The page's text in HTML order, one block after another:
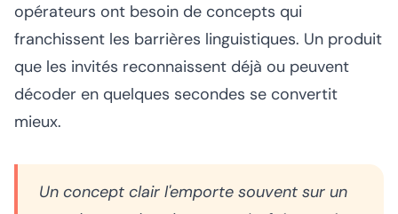
opérateurs ont besoin de concepts qui
franchissent les barrières linguistiques. Un produit
que les invités reconnaissent déjà ou peuvent
décoder en quelques secondes se convertit
mieux.
Un concept clair l'emporte souvent sur un